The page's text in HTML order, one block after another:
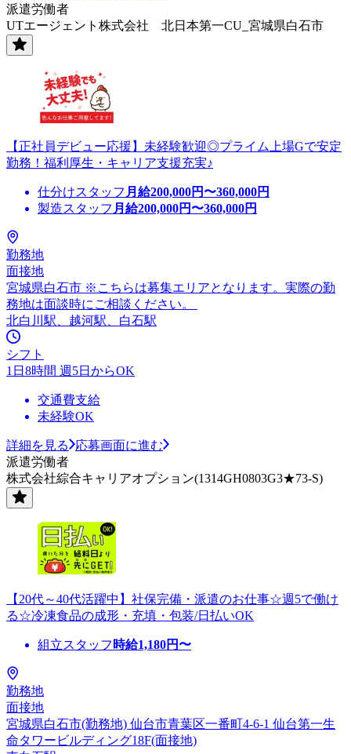
派遣労働者
UTエージェント株式会社 北日本第一CU_宮城県白石市
【正社員デビュー応援】未経験歓迎◎プライム上場Gで安定
勤務！福利厚生・キャリア支援充実♪
仕分けスタッフ 月給200,000円〜360,000円
製造スタッフ 月給200,000円〜360,000円
勤務地
面接地
宮城県白石市 ※こちらは募集エリアとなります。実際の勤
務地は面談時にご相談ください。
北白川駅、越河駅、白石駅
シフト
1日8時間 週5日からOK
交通費支給
未経験OK
詳細を見る
応募画面に進む
派遣労働者
株式会社綜合キャリアオプション(1314GH0803G3★73-S)
【20代～40代活躍中】社保完備・派遣のお仕事☆週5で働け
る☆冷凍食品の成形・充填・包装/日払いOK
組立スタッフ 時給1,180円〜
勤務地
面接地
宮城県白石市(勤務地) 仙台市青葉区一番町4-6-1 仙台第一生
命タワービルディング18F(面接地)